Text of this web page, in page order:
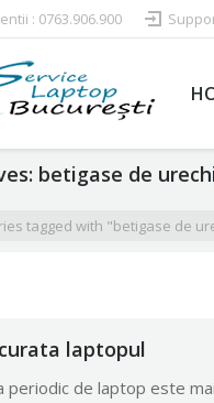
: 0763.906.900
betigase de
tagged with "betigase de
laptopul
periodic de laptop este